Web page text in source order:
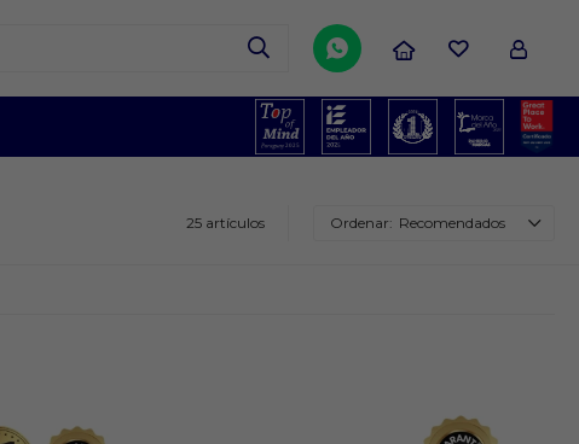

25 artículos Recomendados